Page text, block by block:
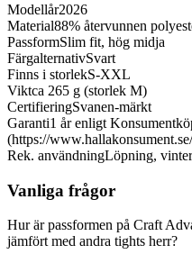
Modellår2026
Material88% återvunnen
PassformSlim fit, hög midja
FärgalternativSvart
Finns i storlekS-XXL
Viktca 265 g (storlek M)
CertifieringSvanen-märkt
Garanti1 år enligt
(https://
Rek. användningLöpning,
Vanliga frågor
Hur är passformen på Craft
jämfört med andra tights herr?